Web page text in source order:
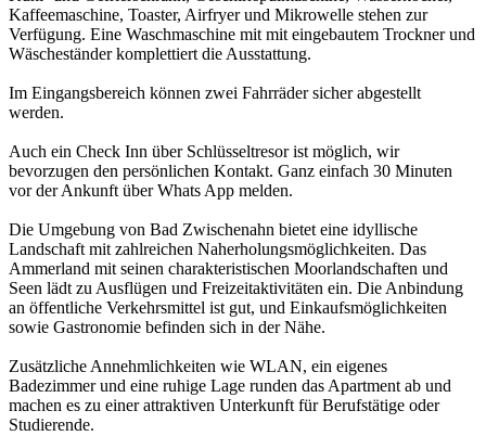
Kaffeemaschine, Toaster, Airfryer und Mikrowelle stehen zur
Verfügung. Eine Waschmaschine mit mit eingebautem Trockner und
Wäscheständer komplettiert die Ausstattung.
Im Eingangsbereich können zwei Fahrräder sicher abgestellt
werden.
Auch ein Check Inn über Schlüsseltresor ist möglich, wir
bevorzugen den persönlichen Kontakt. Ganz einfach 30 Minuten
vor der Ankunft über Whats App melden.
Die Umgebung von Bad Zwischenahn bietet eine idyllische
Landschaft mit zahlreichen Naherholungsmöglichkeiten. Das
Ammerland mit seinen charakteristischen Moorlandschaften und
Seen lädt zu Ausflügen und Freizeitaktivitäten ein. Die Anbindung
an öffentliche Verkehrsmittel ist gut, und Einkaufsmöglichkeiten
sowie Gastronomie befinden sich in der Nähe.
Zusätzliche Annehmlichkeiten wie WLAN, ein eigenes
Badezimmer und eine ruhige Lage runden das Apartment ab und
machen es zu einer attraktiven Unterkunft für Berufstätige oder
Studierende.